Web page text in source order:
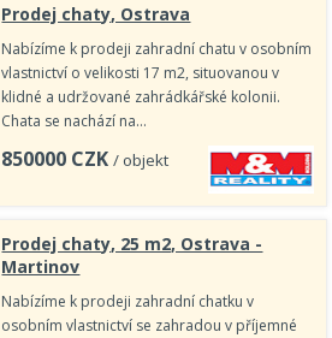
Prodej chaty, Ostrava
Nabízíme k prodeji zahradní chatu v osobním
vlastnictví o velikosti 17 m2, situovanou v
klidné a udržované zahrádkářské kolonii.
Chata se nachází na…
850000 CZK / objekt
Prodej chaty, 25 m2, Ostrava -
Martinov
Nabízíme k prodeji zahradní chatku v
osobním vlastnictví se zahradou v příjemné